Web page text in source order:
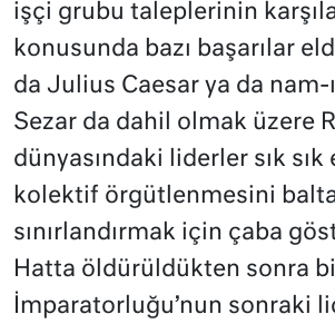
işçi grubu taleplerinin
konusunda bazı başarılar
da Julius Caesar ya da nam-
Sezar da dahil olmak üzere
dünyasındaki liderler sık
kolektif örgütlenmesini
sınırlandırmak için çaba
Hatta öldürüldükten sonra
İmparatorluğu’nun sonraki